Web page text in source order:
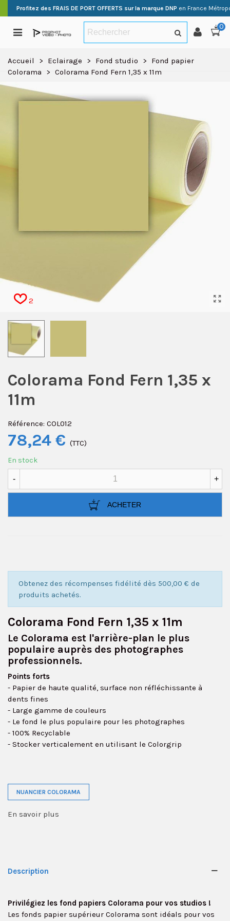
Profitez des FRAIS DE PORT OFFERTS sur la marque DNP en France
0
Accueil > Eclairage > Fond studio >
Fond papier
Colorama
> Colorama Fond Fern 1,35 x 11m
2
Colorama Fond Fern 1,35 x
11m
Référence: COL012
78,24 € (TTC)
En stock
- +
ACHETER
Obtenez des récompenses fidélité dès 500,00 € de
produits achetés.
Colorama Fond Fern 1,35 x 11m
Le Colorama est l'arrière-plan le plus
populaire auprès des photographes
professionnels.
Points forts
- Papier de haute qualité, surface non réfléchissante à
dents fines
- Large gamme de couleurs
- Le fond le plus populaire pour les photographes
- 100% Recyclable
- Stocker verticalement en utilisant le Colorgrip
NUANCIER COLORAMA
En savoir plus
Description
Privilégiez les fond papiers Colorama pour vos studios !
Les fonds papier supérieur Colorama sont idéals pour vos